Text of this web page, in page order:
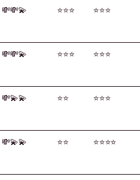
💸💸💫 ⭐⭐⭐ ⭐⭐⭐
💸💸💫 ⭐⭐⭐ ⭐⭐⭐
💸💫💫 ⭐⭐ ⭐⭐⭐
💸💫💫 ⭐⭐ ⭐⭐⭐⭐